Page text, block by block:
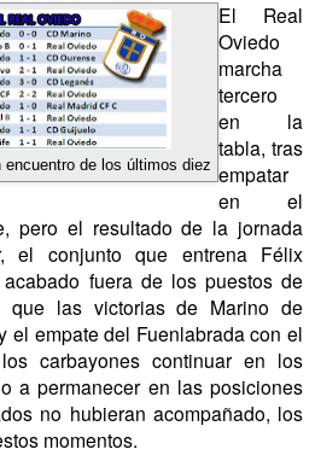
encuentro de los últimos diez
El Real
Oviedo
marcha
tercero
en la
tabla, tras
empatar
en el
pero el resultado de la jornada
el conjunto que entrena Félix
fuera de los puestos de
que las victorias de Marino de
el empate del Fuenlabrada con el
carbayones continuar en los
a permanecer en las posiciones
no hubieran acompañado, los
momentos.